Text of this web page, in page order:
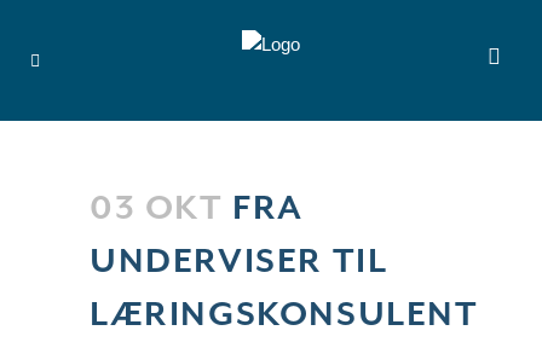
03 OKT FRA
UNDERVISER TIL
LÆRINGSKONSULENT